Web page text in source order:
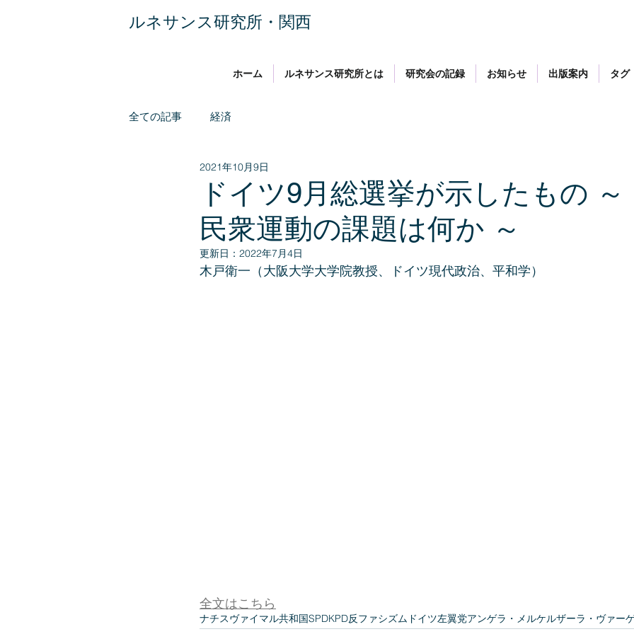
​ルネサンス研究所・関西
ホーム ルネサンス研究所とは 研究会の記録 お知らせ 出版案内 タグ
全ての記事 経済
ドイツ9月総選挙が示したもの ～
民衆運動の課題は何か ～
2021年10月9日
更新日： 2022年7月4日
木戸衛一（大阪大学大学院教授、ドイツ現代政治、平和学）
全文はこちら
ナチスヴァイマル共和国SPDKPD反ファシズム ドイツ左翼党アンゲラ・メルケルザーラ・ヴァー